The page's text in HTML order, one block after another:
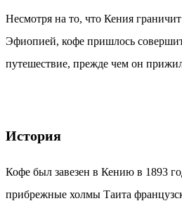
Несмотря на то, что Кения
Эфиопией, кофе пришлось
путешествие, прежде чем он
История
Кофе был завезен в Кению в 1893
прибрежные холмы Таита